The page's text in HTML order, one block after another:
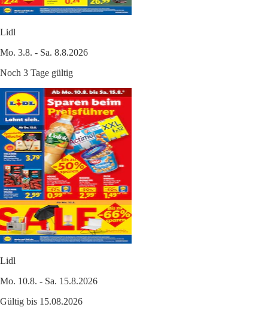
Lidl
Mo. 3.8. - Sa. 8.8.2026
Noch 3 Tage gültig
Lidl
Mo. 10.8. - Sa. 15.8.2026
Gültig bis 15.08.2026